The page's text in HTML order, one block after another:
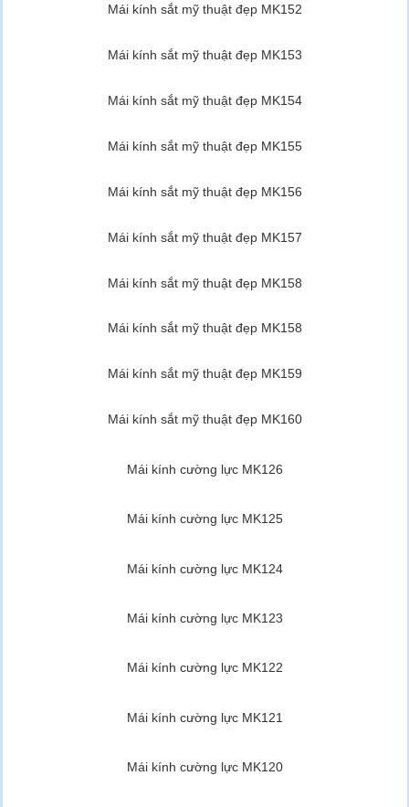
Mái kính sắt mỹ thuật đẹp MK152
Mái kính sắt mỹ thuật đẹp MK153
Mái kính sắt mỹ thuật đẹp MK154
Mái kính sắt mỹ thuật đẹp MK155
Mái kính sắt mỹ thuật đẹp MK156
Mái kính sắt mỹ thuật đẹp MK157
Mái kính sắt mỹ thuật đẹp MK158
Mái kính sắt mỹ thuật đẹp MK158
Mái kính sắt mỹ thuật đẹp MK159
Mái kính sắt mỹ thuật đẹp MK160
Mái kính cường lực MK126
Mái kính cường lực MK125
Mái kính cường lực MK124
Mái kính cường lực MK123
Mái kính cường lực MK122
Mái kính cường lực MK121
Mái kính cường lực MK120